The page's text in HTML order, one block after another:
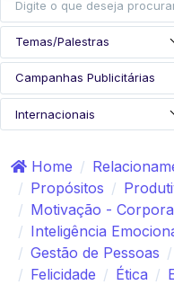
Home
Propósitos
Motivação -
Inteligência
Gestão de Pessoas
Felicidade
Ética